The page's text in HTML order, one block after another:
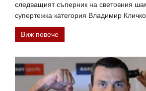
следващият съперник на световния
супертежка категория Владимир
Виж повече